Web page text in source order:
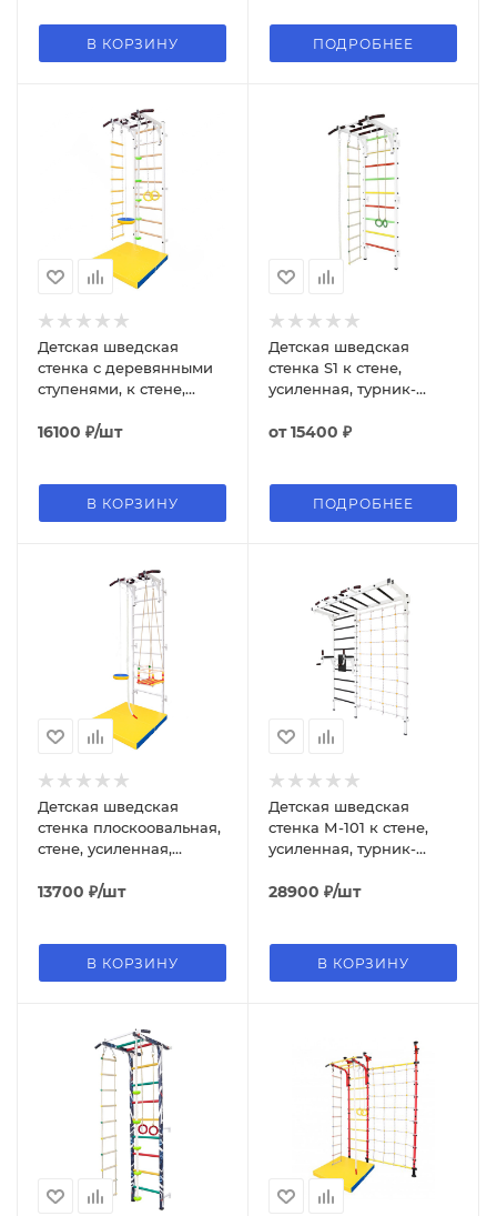
В КОРЗИНУ ПОДРОБНЕЕ
Детская шведская
стенка с деревянными
ступенями, к стене,
тарзанка, веревочная
16100 ₽/шт
В КОРЗИНУ
Детская шведская
стенка S1 к стене,
усиленная, турник-
веревочная лестница
от15400 ₽
ПОДРОБНЕЕ
Детская шведская
стенка плоскоовальная,
стене, усиленная,
тарзанка
13700 ₽/шт
В КОРЗИНУ
Детская шведская
стенка М-101 к стене,
усиленная, турник-
брусья + пресс, сетка
28900 ₽/шт
В КОРЗИНУ